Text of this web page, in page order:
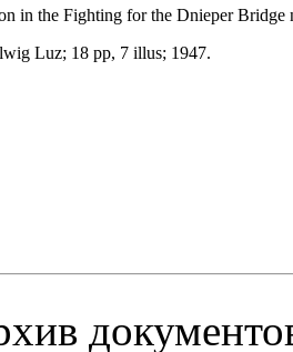
in the Fighting for the Dnieper
Luz; 18 pp, 7 illus; 1947.